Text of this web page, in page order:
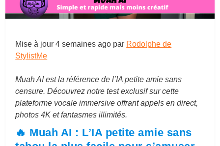
Mise à jour4 semaines ago par Rodolphe de
StylistMe
Muah AI est la référence de l’IA petite amie sans
censure. Découvrez notre test exclusif sur cette
plateforme vocale immersive offrant appels en direct,
photos 4K et fantasmes illimités.
🔥 Muah AI : L’IA petite amie sans